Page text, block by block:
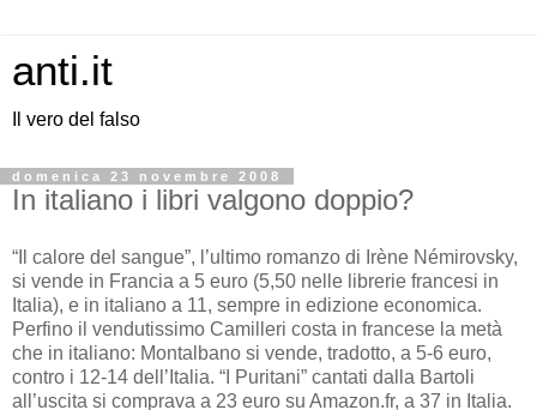
anti.it
Il vero del falso
domenica 23 novembre 2008
In italiano i libri valgono doppio?
“Il calore del sangue”, l’ultimo romanzo di Irène Némirovsky,
si vende in Francia a 5 euro (5,50 nelle librerie francesi in
Italia), e in italiano a 11, sempre in edizione economica.
Perfino il vendutissimo Camilleri costa in francese la metà
che in italiano: Montalbano si vende, tradotto, a 5-6 euro,
contro i 12-14 dell’Italia. “I Puritani” cantati dalla Bartoli
all’uscita si comprava a 23 euro su Amazon.fr, a 37 in Italia.